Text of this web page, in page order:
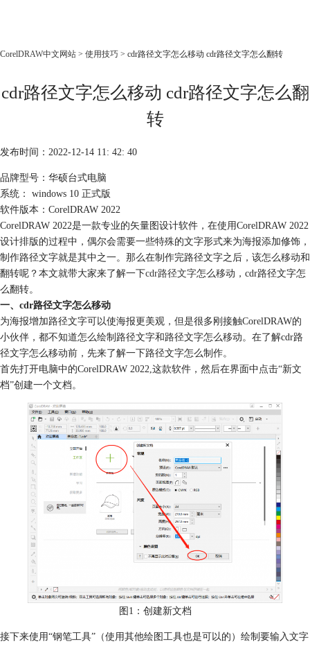
首页
产品
下载
购买
CorelDRAW中文网站 > 使用技巧 > cdr路径文字怎么移动 cdr路径文字怎么翻转
cdr路径文字怎么移动 cdr路径文字怎么翻
转
发布时间：2022-12-14 11: 42: 40
品牌型号：华硕台式电脑
系统： windows 10 正式版
软件版本：CorelDRAW 2022
CorelDRAW 2022是一款专业的矢量图设计软件，在使用CorelDRAW 2022
设计排版的过程中，偶尔会需要一些特殊的文字形式来为海报添加修饰，
制作路径文字就是其中之一。那么在制作完路径文字之后，该怎么移动和
翻转呢？本文就带大家来了解一下cdr路径文字怎么移动，cdr路径文字怎
么翻转。
一、cdr路径文字怎么移动
为海报增加路径文字可以使海报更美观，但是很多刚接触CorelDRAW的
小伙伴，都不知道怎么绘制路径文字和路径文字怎么移动。在了解cdr路
径文字怎么移动前，先来了解一下路径文字怎么制作。
首先打开电脑中的CorelDRAW 2022,这款软件，然后在界面中点击“新文
档”创建一个文档。
图1：创建新文档
接下来使用“钢笔工具”（使用其他绘图工具也是可以的）绘制要输入文字